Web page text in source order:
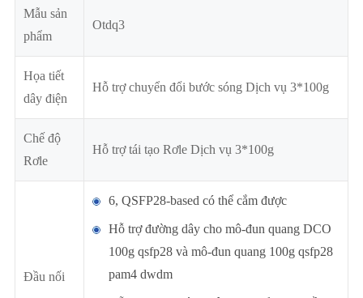
Mẫu sản
phẩm
Otdq3
Họa tiết
dây điện
Hỗ trợ chuyển đổi bước sóng Dịch vụ 3*100g
Chế độ
Rơle
Hỗ trợ tái tạo Rơle Dịch vụ 3*100g
Đầu nối
6, QSFP28-based có thể cắm được
Hỗ trợ đường dây cho mô-đun quang DCO
100g qsfp28 và mô-đun quang 100g qsfp28
pam4 dwdm